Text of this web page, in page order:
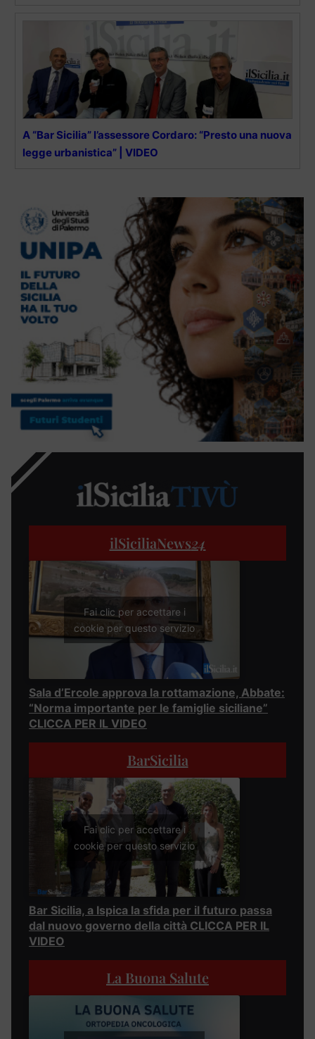
A “Bar Sicilia” l’assessore Cordaro: “Presto una nuova
legge urbanistica” | VIDEO
ilSiciliaNews24
Fai clic per accettare i
cookie per questo servizio
Sala d’Ercole approva la rottamazione, Abbate:
“Norma importante per le famiglie siciliane”
CLICCA PER IL VIDEO
BarSicilia
Fai clic per accettare i
cookie per questo servizio
Bar Sicilia, a Ispica la sfida per il futuro passa
dal nuovo governo della città CLICCA PER IL
VIDEO
La Buona Salute